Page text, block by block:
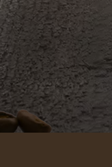
Zweck